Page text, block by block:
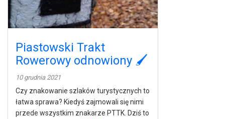
Piastowski Trakt
Rowerowy odnowiony 🖌
10 grudnia 2021
Czy znakowanie szlaków turystycznych to
łatwa sprawa? Kiedyś zajmowali się nimi
przede wszystkim znakarze PTTK. Dziś to